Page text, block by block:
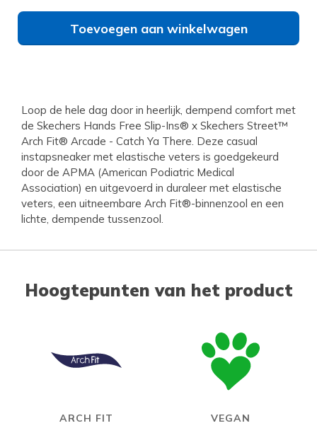
Toevoegen aan winkelwagen
Loop de hele dag door in heerlijk, dempend comfort met
de Skechers Hands Free Slip-Ins® x Skechers Street™
Arch Fit® Arcade - Catch Ya There. Deze casual
instapsneaker met elastische veters is goedgekeurd
door de APMA (American Podiatric Medical
Association) en uitgevoerd in duraleer met elastische
veters, een uitneembare Arch Fit®-binnenzool en een
lichte, dempende tussenzool.
Hoogtepunten van het product
ARCH FIT VEGAN